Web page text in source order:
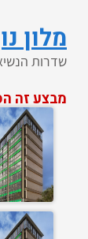
מלון
שדרות הנשיא 101,
מבצע זה